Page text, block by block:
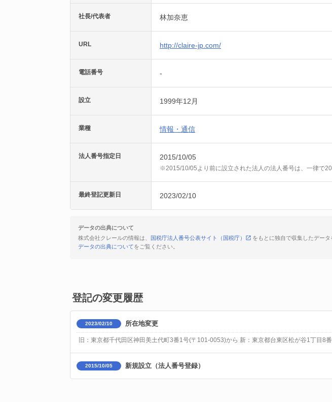
社長/代表者 林加奈恵
URL http://claire-jp.com/
電話番号 -
設立 1999年12月
業種 情報・通信
法人番号指定日 2015/10/05
※2015/10/05より前に設立された法人の法人番号は、一律で
最終登記更新日 2023/02/10
データの出典について
株式会社クレールの情報は、
国税庁法人番号公表サイト（国税庁）
をもとに独自で収集したデー
データの出典についてをご覧ください。
登記の変更履歴
2023/02/10 所在地変更
旧：東京都千代田区神田美土代町3番1号(〒101-0053)から 新：東京都台東区松が谷1丁目8
2015/10/05 新規設立（法人番号登録）